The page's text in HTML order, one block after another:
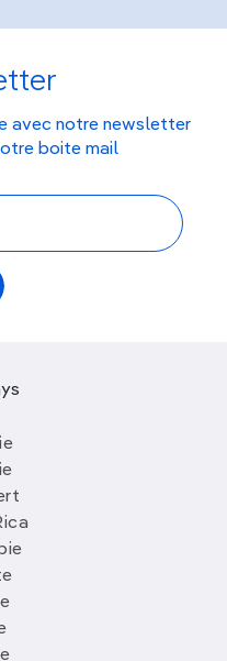
avec notre newsletter
boite mail